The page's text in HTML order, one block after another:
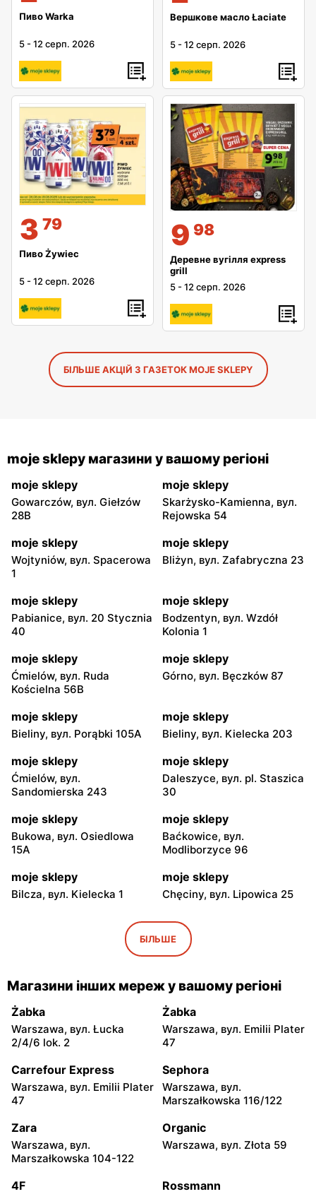
Пиво Warka
5 -12 серп. 2026
Вершкове масло Łaciate
5 -12 серп. 2026
3 79
Пиво Żywiec
5 -12 серп. 2026
9 98
Деревне вугілля express
grill
5 -12 серп. 2026
БІЛЬШЕ АКЦІЙ З ГАЗЕТОК MOJE SKLEPY
moje sklepy магазини у вашому регіоні
moje sklepy
Gowarczów, вул. Giełzów
28B
moje sklepy
Skarżysko-Kamienna, вул.
Rejowska 54
moje sklepy
Wojtyniów, вул. Spacerowa
1
moje sklepy
Bliżyn, вул. Zafabryczna 23
moje sklepy
Pabianice, вул. 20 Stycznia
40
moje sklepy
Bodzentyn, вул. Wzdół
Kolonia 1
moje sklepy
Ćmielów, вул. Ruda
Kościelna 56B
moje sklepy
Górno, вул. Bęczków 87
moje sklepy
Bieliny, вул. Porąbki 105A
moje sklepy
Bieliny, вул. Kielecka 203
moje sklepy
Ćmielów, вул.
Sandomierska 243
moje sklepy
Daleszyce, вул. pl. Staszica
30
moje sklepy
Bukowa, вул. Osiedlowa
15A
moje sklepy
Baćkowice, вул.
Modliborzyce 96
moje sklepy
Bilcza, вул. Kielecka 1
moje sklepy
Chęciny, вул. Lipowica 25
Iwaniska, вул. Ujazdowska
moje sklepy
Bogoria, вул. Rynek 30
moje sklepy
Gorzyce, вул. Szkolna 44
moje sklepy
Grębów, вул. Wydrza 180
moje sklepy
Jadachy, вул. Jadachy 111
moje sklepy
Jeżowe, вул. Zalesie 77
moje sklepy
Kazimierza Wielka, вул.
Kolejowa 15
moje sklepy
Kamień, вул. Błonie 23
moje sklepy
Górki, вул. Górki 71
moje sklepy
Gumniska, вул. Gumniska
moje sklepy moje sklepy
БІЛЬШЕ
Магазини інших мереж у вашому регіоні
Żabka
Warszawa, вул. Łucka
2/4/6 lok. 2
Żabka
Warszawa, вул. Emilii Plater
47
Carrefour Express
Warszawa, вул. Emilii Plater
47
Sephora
Warszawa, вул.
Marszałkowska 116/122
Zara
Warszawa, вул.
Marszałkowska 104-122
Organic
Warszawa, вул. Złota 59
4F Rossmann